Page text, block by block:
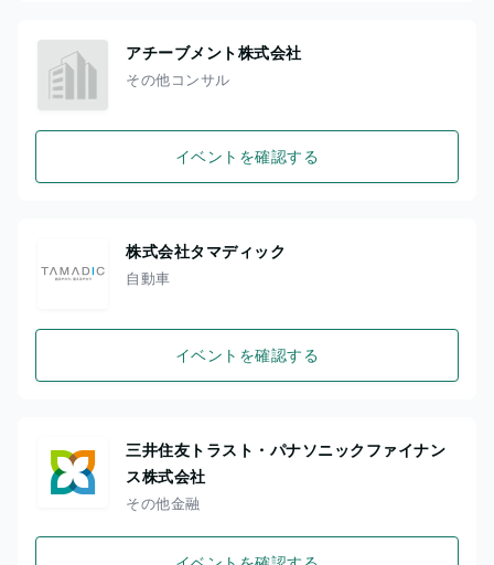
アチーブメント株式会社
その他コンサル
イベントを確認する
株式会社タマディック
自動車
イベントを確認する
三井住友トラスト・パナソニックファイナン
ス株式会社
その他金融